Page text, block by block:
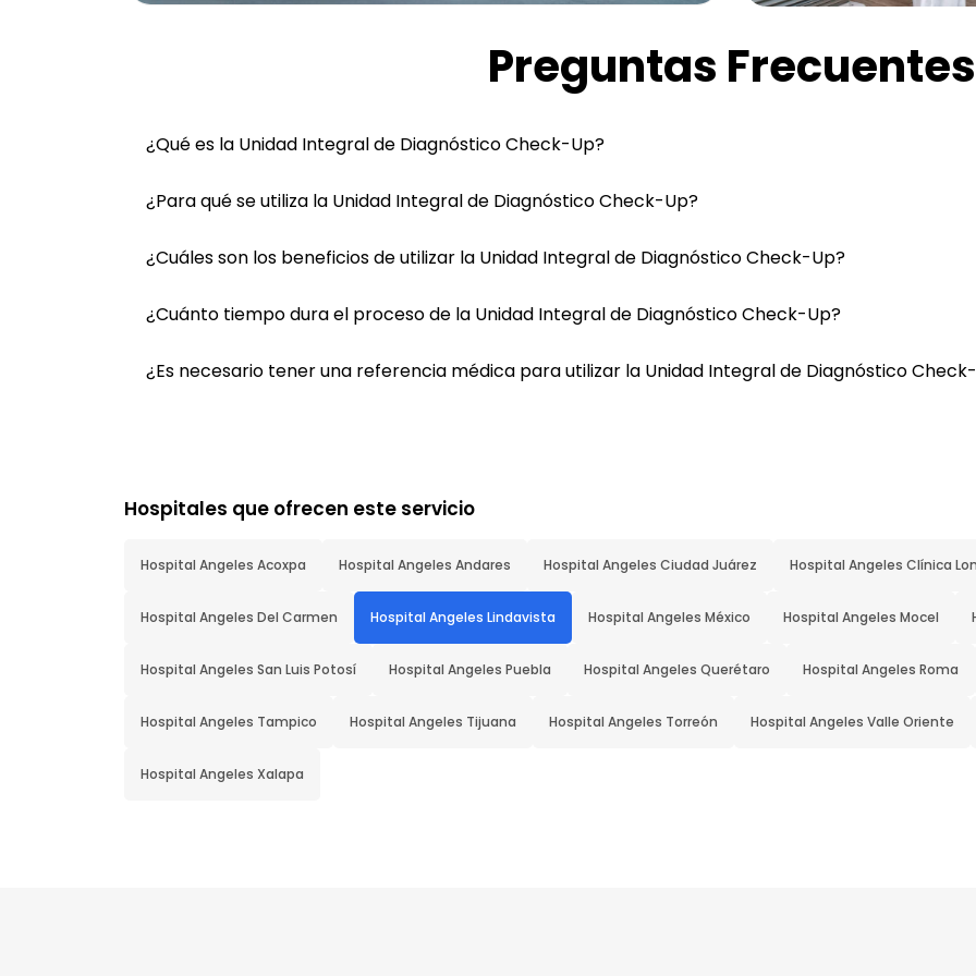
Preguntas Frecuentes
¿Qué es la Unidad Integral de Diagnóstico Check-Up?
¿Para qué se utiliza la Unidad Integral de Diagnóstico Check-Up?
¿Cuáles son los beneficios de utilizar la Unidad Integral de Diagnóstico Check-Up?
¿Cuánto tiempo dura el proceso de la Unidad Integral de Diagnóstico Check-Up?
¿Es necesario tener una referencia médica para utilizar la Unidad Integral de Diagnóstico
Hospitales que ofrecen este servicio
Hospital Angeles Acoxpa Hospital Angeles Andares Hospital Angeles Ciudad Juárez Hospital Angeles Clínica
Hospital Angeles Del Carmen Hospital Angeles Lindavista Hospital Angeles México Hospital Angeles Mocel
Hospital Angeles San Luis Potosí Hospital Angeles Puebla Hospital Angeles Querétaro Hospital Angeles Roma
Hospital Angeles Tampico Hospital Angeles Tijuana Hospital Angeles Torreón Hospital Angeles Valle Oriente
Hospital Angeles Xalapa